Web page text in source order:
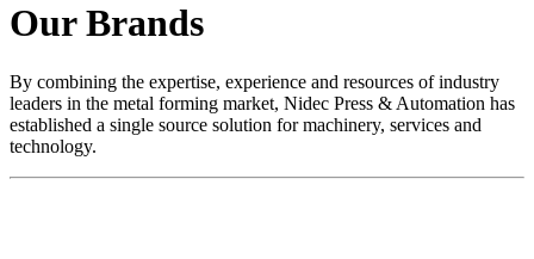
Our Brands
By combining the expertise, experience and resources of industry
leaders in the metal forming market, Nidec Press & Automation has
established a single source solution for machinery, services and
technology.